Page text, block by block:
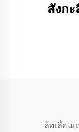
สังกะ
ล้อเลื่อน